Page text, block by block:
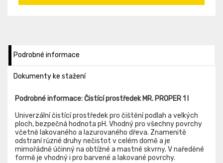
Podrobné informace
Dokumenty ke stažení
Podrobné informace: Čistící prostředek MR. PROPER 1 l
Univerzální čistící prostředek pro čištění podlah a velkých
ploch, bezpečná hodnota pH. Vhodný pro všechny povrchy
včetně lakovaného a lazurovaného dřeva. Znamenitě
odstraní různé druhy nečistot v celém domě a je
mimořádně účinný na obtížné a mastné skvrny. V naředěné
formě je vhodný i pro barvené a lakované povrchy.